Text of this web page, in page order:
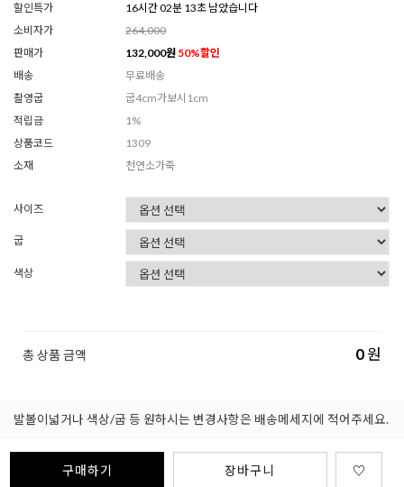
할인특가
16시간 02분 11초 남았습니다
소비자가
264,000
판매가
132,000원 50%할인
배송
무료배송
촬영굽
굽4cm가보시1cm
적립금
1%
상품코드
1309
소재
천연소가죽
사이즈
굽
색상
총 상품 금액 0원
발볼이넓거나 색상/굽 등 원하시는 변경사항은 배송메세지에 적어주세요.
구매하기 장바구니 ♡